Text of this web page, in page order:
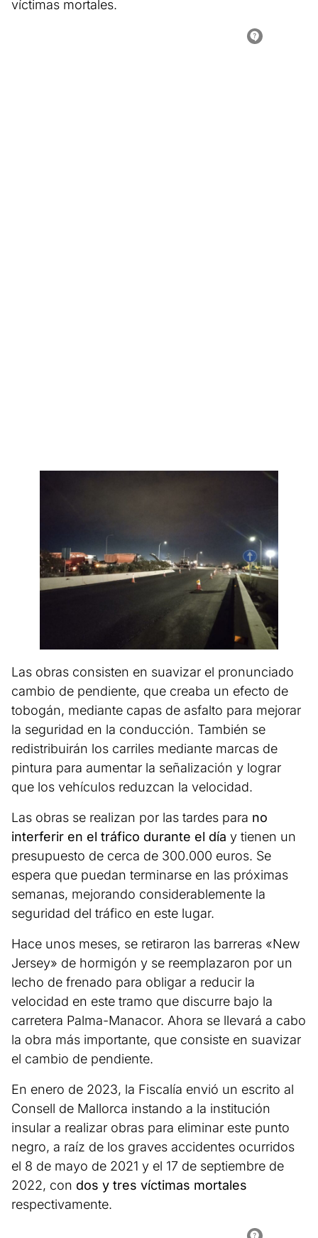
víctimas mortales.
Las obras consisten en suavizar el pronunciado
cambio de pendiente, que creaba un efecto de
tobogán, mediante capas de asfalto para mejorar
la seguridad en la conducción. También se
redistribuirán los carriles mediante marcas de
pintura para aumentar la señalización y lograr
que los vehículos reduzcan la velocidad.
Las obras se realizan por las tardes para no
interferir en el tráfico durante el día y tienen un
presupuesto de cerca de 300.000 euros. Se
espera que puedan terminarse en las próximas
semanas, mejorando considerablemente la
seguridad del tráfico en este lugar.
Hace unos meses, se retiraron las barreras «New
Jersey» de hormigón y se reemplazaron por un
lecho de frenado para obligar a reducir la
velocidad en este tramo que discurre bajo la
carretera Palma-Manacor. Ahora se llevará a cabo
la obra más importante, que consiste en suavizar
el cambio de pendiente.
En enero de 2023, la Fiscalía envió un escrito al
Consell de Mallorca instando a la institución
insular a realizar obras para eliminar este punto
negro, a raíz de los graves accidentes ocurridos
el 8 de mayo de 2021 y el 17 de septiembre de
2022, con dos y tres víctimas mortales
respectivamente.